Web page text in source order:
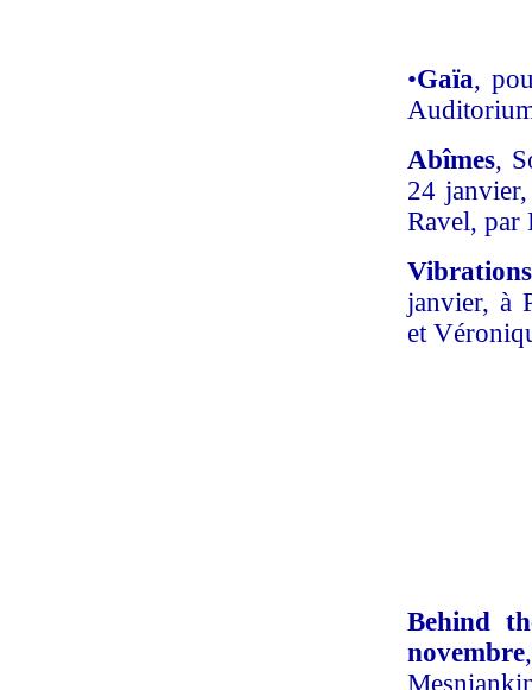
•Gaïa,
Abîmes,
24
Ravel, par
janvier, à
et
Behind
novembre